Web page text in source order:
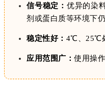
信号稳定： 优异的染
剂或蛋白质等环境下
稳定性好： 4℃、25℃
应用范围广： 使用操